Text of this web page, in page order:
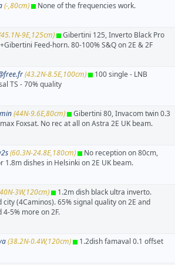
(-,80cm) None of the frequencies work.
9E,125cm)
Gibertini 125, Inverto Black Pro
Feed-horn. 80-100% S&Q on 2E & 2F
(43.2N-8.5E,100cm)
100 single - LNB
TS - 70% quality
(44N-9.6E,80cm)
Gibertini 80, Invacom twin 0.3
Foxsat. No rec at all on Astra 2E UK beam.
(60.3N-24.8E,180cm)
No reception on 80cm,
1.8m dishes in Helsinki on 2E UK beam.
3W,120cm)
1.2m dish black ultra inverto.
city (4Caminos). 65% signal quality on 2E and
4-5% more on 2F.
(38.2N-0.4W,120cm) 1.2dish famaval 0.1 offset